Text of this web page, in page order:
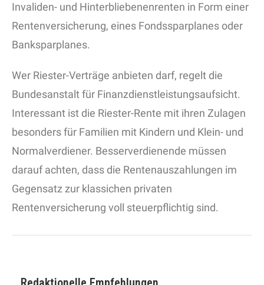
Invaliden- und Hinterbliebenenrenten in Form einer
Rentenversicherung, eines Fondssparplanes oder
Banksparplanes.
Wer Riester-Verträge anbieten darf, regelt die
Bundesanstalt für Finanzdienstleistungsaufsicht.
Interessant ist die Riester-Rente mit ihren Zulagen
besonders für Familien mit Kindern und Klein- und
Normalverdiener. Besserverdienende müssen
darauf achten, dass die Rentenauszahlungen im
Gegensatz zur klassichen privaten
Rentenversicherung voll steuerpflichtig sind.